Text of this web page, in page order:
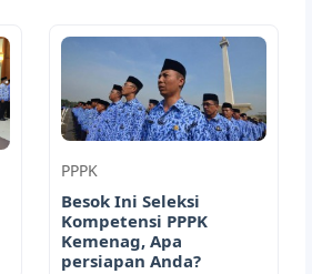
PPPK
Besok Ini Seleksi
Kompetensi PPPK
Kemenag, Apa
persiapan Anda?